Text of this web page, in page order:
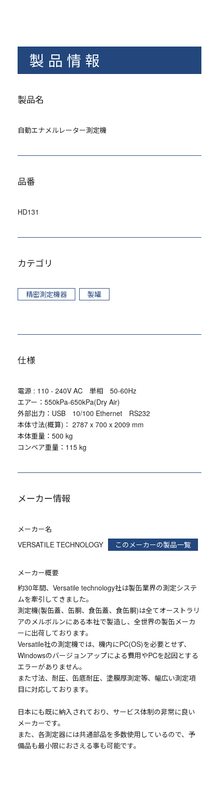
製品情報
製品名
自動エナメルレーター測定機
品番
HD131
カテゴリ
精密測定機器 製罐
仕様
電源 : 110 - 240V AC 単相 50-60Hz
エアー：550kPa-650kPa(Dry Air)
外部出力：USB 10/100 Ethernet RS232
本体寸法(概算)： 2787 x 700 x 2009 mm
本体重量：500 kg
コンベア重量：115 kg
メーカー情報
メーカー名
VERSATILE TECHNOLOGY
このメーカーの製品一覧
メーカー概要
約30年間、Versatile technology社は製缶業界の測定システ
ムを牽引してきました。
測定機(製缶蓋、缶胴、食缶蓋、食缶胴)は全てオーストラリ
アのメルボルンにある本社で製造し、全世界の製缶メーカ
ーに出荷しております。
Versatile社の測定機では、機内にPC(OS)を必要とせず、
Windowsのバージョンアップによる費用やPCを起因とする
エラーがありません。
また寸法、耐圧、缶底耐圧、塗膜厚測定等、幅広い測定項
目に対応しております。
日本にも既に納入されており、サービス体制の非常に良い
メーカーです。
また、各測定器には共通部品を多数使用しているので、予
備品も最小限におさえる事も可能です。